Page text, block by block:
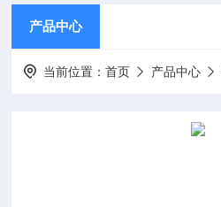
产品中心
当前位置：首页 产品中心